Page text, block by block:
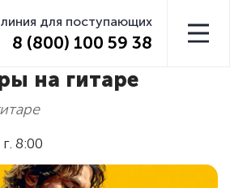
для поступающих
8 (800) 100 59 38
на гитаре
8:00